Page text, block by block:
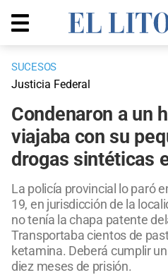
SUCESOS
Justicia Federal
Condenaron a un
viajaba con su
drogas sintéticas
La policía provincial lo paró
19, en jurisdicción de la
no tenía la chapa patente
Transportaba cientos de
ketamina. Deberá cumplir
diez meses de prisión.